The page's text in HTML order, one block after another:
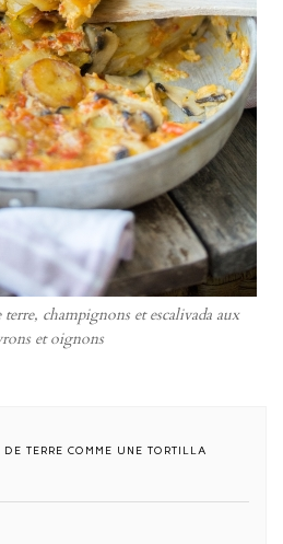
champignons et escalivada aux
et oignons
de terre comme une tortilla